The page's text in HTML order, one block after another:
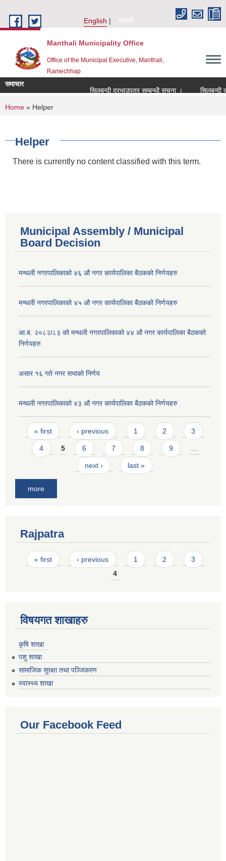
English
नेपाली
Manthali Municipality Office
Office of the Municipal Executive, Manthali,
Ramechhap
समाचार
सिलबन्दी दरभाउपत्र सम्बन्धी सूचना ।
सिलबन्दी
You are here
Home » Helper
Helper
There is currently no content classified with this term.
Municipal Assembly / Municipal
Board Decision
मन्थली नगरपालिकाको ४६ औ नगर कार्यपालिका बैठकको निर्णयहरु
मन्थली नगरपालिकाको ४५ औ नगर कार्यपालिका बैठकको निर्णयहरु
आ.ब. २०८२/८३ को मन्थली नगरपालिकाको ४४ औ नगर कार्यपालिका बैठकको
निर्णयहरु
असार १६ गते नगर सभाको निर्णय
मन्थली नगरपालिकाको ४३ औ नगर कार्यपालिका बैठकको निर्णयहरु
Pages
« first ‹ previous 1 2 3
4 5 6 7 8 9
next › last »
more
Rajpatra
Pages
« first ‹ previous 1 2
3
4
विषयगत शाखाहरु
कृषि शाखा
पशु शाखा
सामाजिक सुरक्षा तथा पञ्जिकरण
स्वास्थ्य शाखा
Our Facebook Feed